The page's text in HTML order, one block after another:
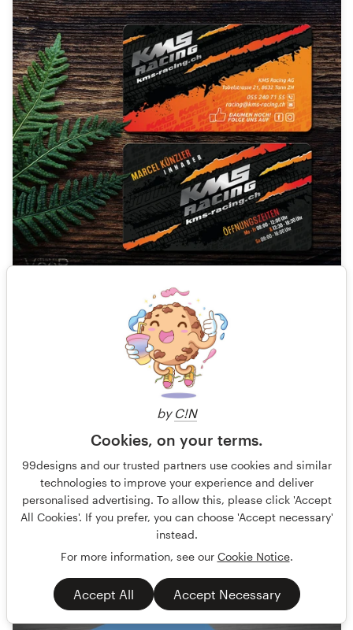
by C!N
Cookies, on your terms.
99designs and our trusted partners use cookies and similar
technologies to improve your experience and deliver
personalised advertising. To allow this, please click 'Accept
All Cookies'. If you prefer, you can choose 'Accept necessary'
instead.
For more information, see our Cookie Notice.
Accept All Accept Necessary
Create a new business card for motorcycle
Your leading KTM specialist in the Zurich Oberland area. As
a dealer for KTM, Husqvarna, Kawasaki, CF Moto and many
Visitekaartje
169 ontwerpen
Afgelopen
CHF 189